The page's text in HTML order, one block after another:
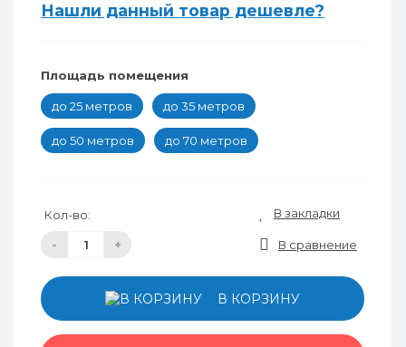
Нашли данный товар дешевле?
Площадь помещения
до 25 метров до 35 метров
до 50 метров до 70 метров
Кол-во:
- +
В закладки
В сравнение
В КОРЗИНУ